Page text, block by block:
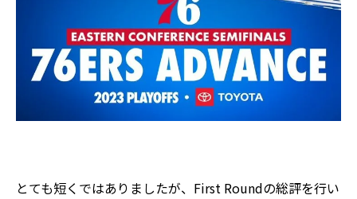
とても短くではありましたが、First Roundの総評を行い